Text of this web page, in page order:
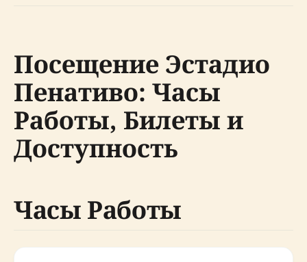
Посещение Эстадио
Пенативо: Часы
Работы, Билеты и
Доступность
Часы Работы